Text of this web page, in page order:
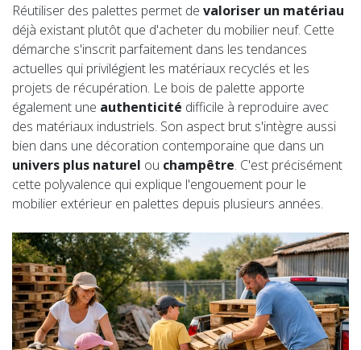
Réutiliser des palettes permet de valoriser un matériau
déjà existant plutôt que d'acheter du mobilier neuf. Cette
démarche s'inscrit parfaitement dans les tendances
actuelles qui privilégient les matériaux recyclés et les
projets de récupération. Le bois de palette apporte
également une authenticité difficile à reproduire avec
des matériaux industriels. Son aspect brut s'intègre aussi
bien dans une décoration contemporaine que dans un
univers plus naturel ou champêtre. C'est précisément
cette polyvalence qui explique l'engouement pour le
mobilier extérieur en palettes depuis plusieurs années.